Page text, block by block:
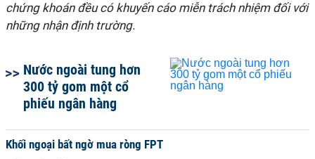
chứng khoán đều có khuyến cáo miễn trách nhiệm đối với
những nhận định trường.
Nước ngoài tung hơn
300 tỷ gom một cổ
phiếu ngân hàng
Khối ngoại bất ngờ mua ròng FPT